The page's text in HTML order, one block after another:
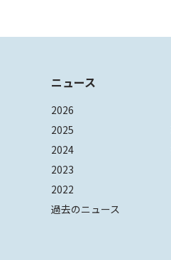
ニュース
2026
2025
2024
2023
2022
過去のニュース